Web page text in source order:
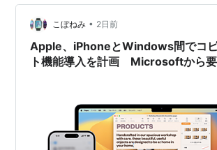
る前に、既定のアプリをXMLとしてエク
要に応じて編集したうえでBase64形式に
す。（Base64エンコード値は、…
こぼねみ • 2日前
Apple、iPhoneとWindows間でコ
ト機能導入を計画 Microsoftから